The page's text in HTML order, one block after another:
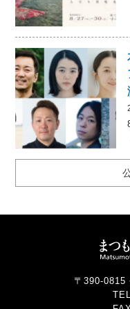
〒390-0815